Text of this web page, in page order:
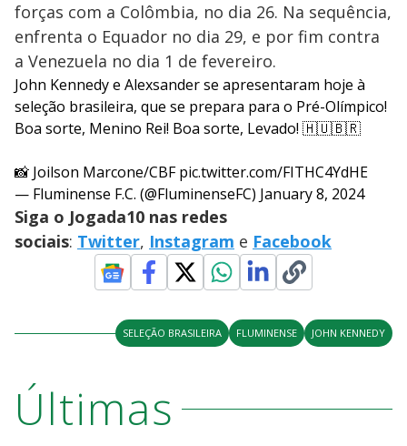
forças com a Colômbia, no dia 26. Na sequência,
enfrenta o Equador no dia 29, e por fim contra
a Venezuela no dia 1 de fevereiro.
John Kennedy e Alexsander se apresentaram hoje à
seleção brasileira, que se prepara para o Pré-Olímpico!
Boa sorte, Menino Rei! Boa sorte, Levado! 🇭🇺🇧🇷
📸 Joilson Marcone/CBFpic.twitter.com/FITHC4YdHE
— Fluminense F.C. (@FluminenseFC) January 8, 2024
Siga o Jogada10 nas redes
sociais: Twitter, Instagram e Facebook
SELEÇÃO BRASILEIRA FLUMINENSE JOHN KENNEDY
Últimas